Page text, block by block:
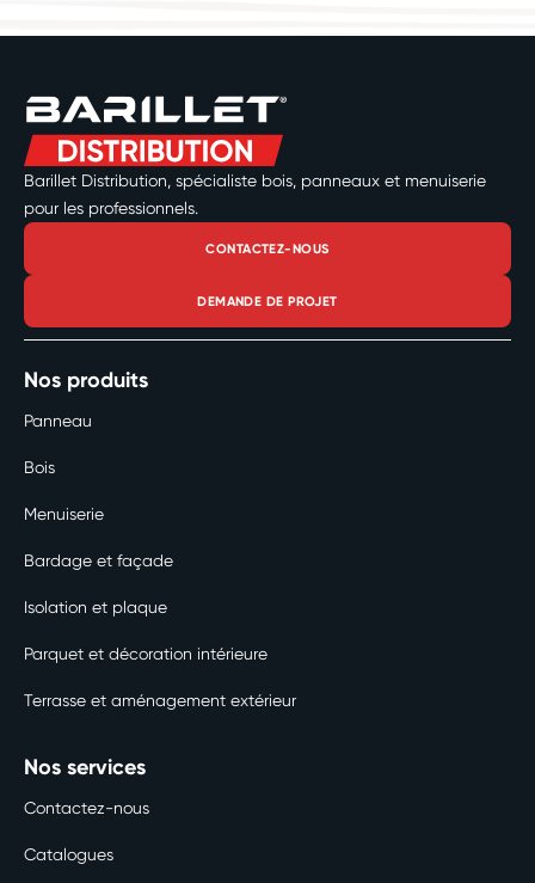
Barillet Distribution, spécialiste bois, panneaux et menuiserie
pour les professionnels.
CONTACTEZ-NOUS
DEMANDE DE PROJET
Nos produits
Panneau
Bois
Menuiserie
Bardage et façade
Isolation et plaque
Parquet et décoration intérieure
Terrasse et aménagement extérieur
Nos services
Contactez-nous
Catalogues